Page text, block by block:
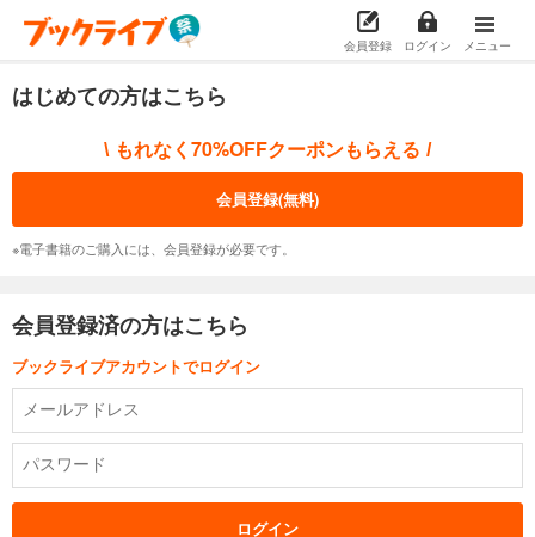
会員登録 ログイン メニュー
はじめての方はこちら
\ もれなく70%OFFクーポンもらえる /
会員登録(無料)
※電子書籍のご購入には、会員登録が必要です。
会員登録済の方はこちら
ブックライブアカウントでログイン